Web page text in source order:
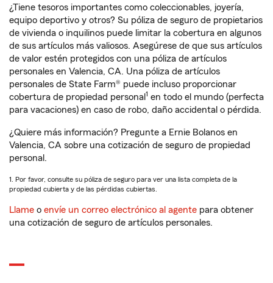
¿Tiene tesoros importantes como coleccionables, joyería,
equipo deportivo y otros? Su póliza de seguro de propietarios
de vivienda o inquilinos puede limitar la cobertura en algunos
de sus artículos más valiosos. Asegúrese de que sus artículos
de valor estén protegidos con una póliza de artículos
personales en Valencia, CA. Una póliza de artículos
personales de State Farm® puede incluso proporcionar
cobertura de propiedad personal 1 en todo el mundo (perfecta
para vacaciones) en caso de robo, daño accidental o pérdida.
¿Quiere más información? Pregunte a Ernie Bolanos en
Valencia, CA sobre una cotización de seguro de propiedad
personal.
1. Por favor, consulte su póliza de seguro para ver una lista completa de la
propiedad cubierta y de las pérdidas cubiertas.
Llame o envíe un correo electrónico al agente para obtener
una cotización de seguro de artículos personales.